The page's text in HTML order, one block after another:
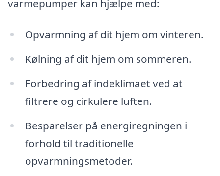
varmepumper kan hjælpe med:
Opvarmning af dit hjem om vinteren.
Kølning af dit hjem om sommeren.
Forbedring af indeklimaet ved at
filtrere og cirkulere luften.
Besparelser på energiregningen i
forhold til traditionelle
opvarmningsmetoder.